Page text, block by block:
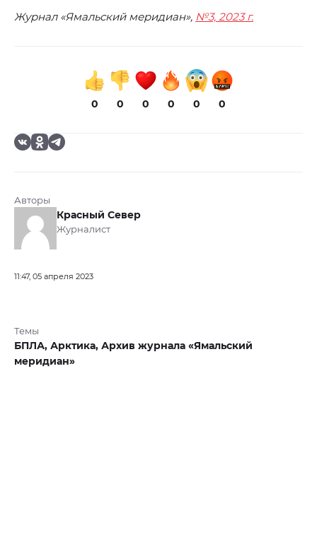
Журнал «Ямальский меридиан», №3, 2023 г.
0 0 0 0 0 0
Авторы
Красный Север
Журналист
11:47, 05 апреля 2023
Темы
БПЛА, Арктика, Архив журнала «Ямальский
меридиан»